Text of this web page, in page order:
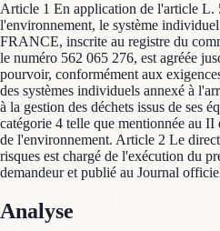
Article 1 En application de l'article L.
l'environnement, le système
FRANCE, inscrite au registre du
le numéro 562 065 276, est agréée
pourvoir, conformément aux
des systèmes individuels annexé à
à la gestion des déchets issus de ses
catégorie 4 telle que mentionnée au
de l'environnement. Article 2 Le
risques est chargé de l'exécution du
demandeur et publié au Journal
Analyse